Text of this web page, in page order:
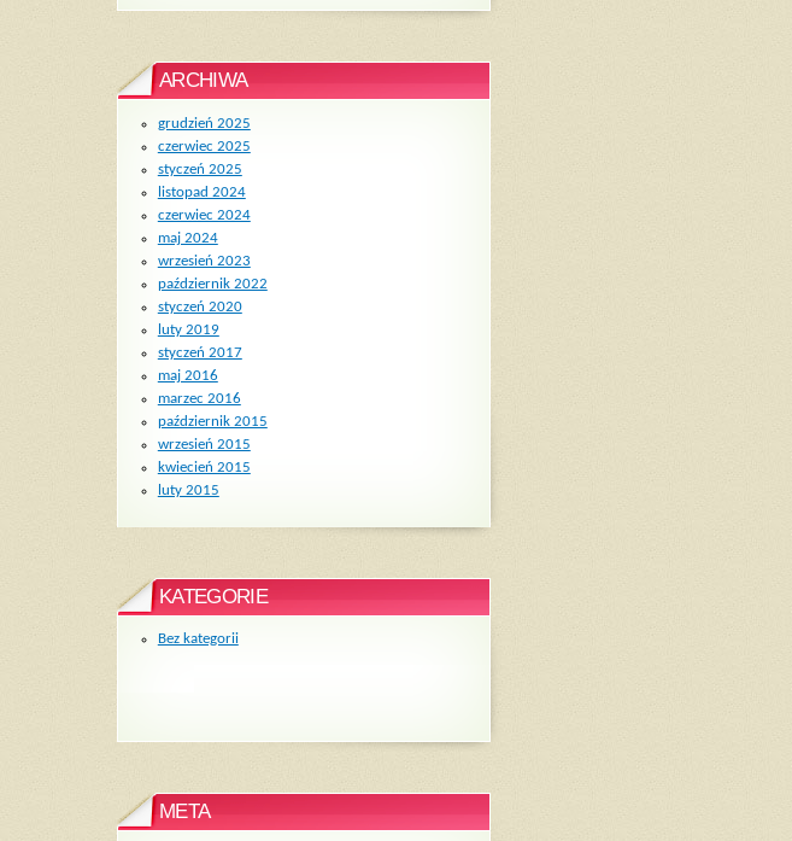
ARCHIWA
grudzień 2025
czerwiec 2025
styczeń 2025
listopad 2024
czerwiec 2024
maj 2024
wrzesień 2023
październik 2022
styczeń 2020
luty 2019
styczeń 2017
maj 2016
marzec 2016
październik 2015
wrzesień 2015
kwiecień 2015
luty 2015
KATEGORIE
Bez kategorii
META